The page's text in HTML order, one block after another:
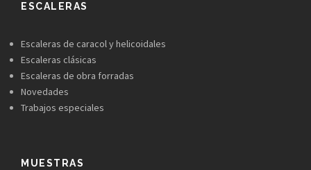
ESCALERAS
Escaleras de caracol y helicoidales
Escaleras clásicas
Escaleras de obra forradas
Novedades
Trabajos especiales
MUESTRAS